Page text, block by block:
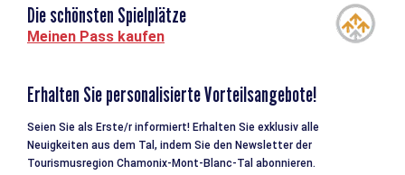
Die schönsten Spielplätze
Meinen Pass kaufen
Erhalten Sie personalisierte Vorteilsangebote!
Seien Sie als Erste/r informiert! Erhalten Sie exklusiv alle
Neuigkeiten aus dem Tal, indem Sie den Newsletter der
Tourismusregion Chamonix-Mont-Blanc-Tal abonnieren.